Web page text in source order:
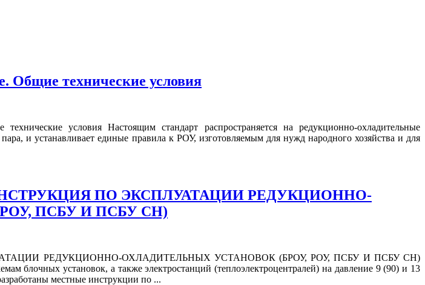
Общие технические условия
условия Настоящим стандарт распространяется на редукционно-охладительные
и устанавливает единые правила к РОУ, изготовляемым для нужд народного хозяйства и для
ИНСТРУКЦИЯ ПО ЭКСПЛУАТАЦИИ РЕДУКЦИОННО-
ПСБУ И ПСБУ СН)
РЕДУКЦИОННО-ОХЛАДИТЕЛЬНЫХ УСТАНОВОК (БРОУ, РОУ, ПСБУ И ПСБУ СН)
блочных установок, а также электростанций (теплоэлектроцентралей) на давление 9 (90) и 13
местные инструкции по ...